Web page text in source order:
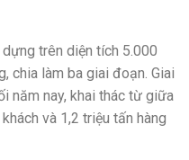
trên diện tích 5.000
chia làm ba giai đoạn. Giai
năm nay, khai thác từ giữa
và 1,2 triệu tấn hàng